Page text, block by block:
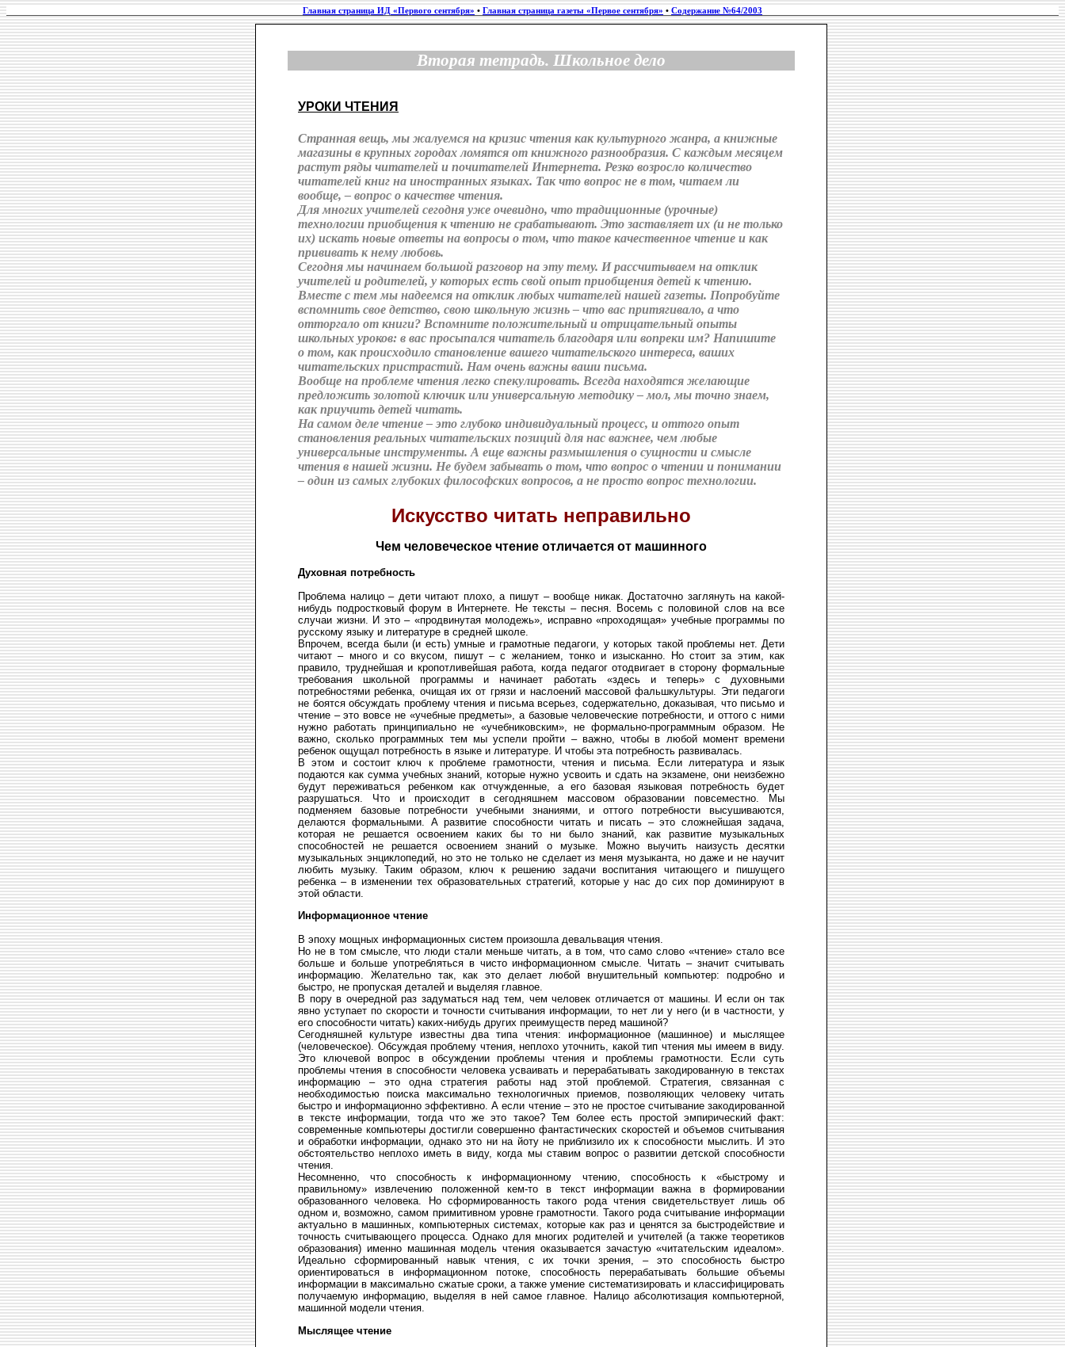
Главная страница ИД «Первого сентября» • Главная страница газеты «Первое сентября» • Содержание №64/2003
Вторая тетрадь. Школьное дело
УРОКИ ЧТЕНИЯ
Странная вещь, мы жалуемся на кризис чтения как культурного жанра, а книжные
магазины в крупных городах ломятся от книжного разнообразия. С каждым месяцем
растут ряды читателей и почитателей Интернета. Резко возросло количество
читателей книг на иностранных языках. Так что вопрос не в том, читаем ли
вообще, – вопрос о качестве чтения.
Для многих учителей сегодня уже очевидно, что традиционные (урочные)
технологии приобщения к чтению не срабатывают. Это заставляет их (и не только
их) искать новые ответы на вопросы о том, что такое качественное чтение и как
прививать к нему любовь.
Сегодня мы начинаем большой разговор на эту тему. И рассчитываем на отклик
учителей и родителей, у которых есть свой опыт приобщения детей к чтению.
Вместе с тем мы надеемся на отклик любых читателей нашей газеты. Попробуйте
вспомнить свое детство, свою школьную жизнь – что вас притягивало, а что
отторгало от книги? Вспомните положительный и отрицательный опыты
школьных уроков: в вас просыпался читатель благодаря или вопреки им? Напишите
о том, как происходило становление вашего читательского интереса, ваших
читательских пристрастий. Нам очень важны ваши письма.
Вообще на проблеме чтения легко спекулировать. Всегда находятся желающие
предложить золотой ключик или универсальную методику – мол, мы точно знаем,
как приучить детей читать.
На самом деле чтение – это глубоко индивидуальный процесс, и оттого опыт
становления реальных читательских позиций для нас важнее, чем любые
универсальные инструменты. А еще важны размышления о сущности и смысле
чтения в нашей жизни. Не будем забывать о том, что вопрос о чтении и понимании
– один из самых глубоких философских вопросов, а не просто вопрос технологии.
Искусство читать неправильно
Чем человеческое чтение отличается от машинного
Духовная потребность
Проблема налицо – дети читают плохо, а пишут – вообще никак. Достаточно заглянуть на какой-
нибудь подростковый форум в Интернете. Не тексты – песня. Восемь с половиной слов на все
случаи жизни. И это – «продвинутая молодежь», исправно «проходящая» учебные программы по
русскому языку и литературе в средней школе.
Впрочем, всегда были (и есть) умные и грамотные педагоги, у которых такой проблемы нет. Дети
читают – много и со вкусом, пишут – с желанием, тонко и изысканно. Но стоит за этим, как
правило, труднейшая и кропотливейшая работа, когда педагог отодвигает в сторону формальные
требования школьной программы и начинает работать «здесь и теперь» с духовными
потребностями ребенка, очищая их от грязи и наслоений массовой фальшкультуры. Эти педагоги
не боятся обсуждать проблему чтения и письма всерьез, содержательно, доказывая, что письмо и
чтение – это вовсе не «учебные предметы», а базовые человеческие потребности, и оттого с ними
нужно работать принципиально не «учебниковским», не формально-программным образом. Не
важно, сколько программных тем мы успели пройти – важно, чтобы в любой момент времени
ребенок ощущал потребность в языке и литературе. И чтобы эта потребность развивалась.
В этом и состоит ключ к проблеме грамотности, чтения и письма. Если литература и язык
подаются как сумма учебных знаний, которые нужно усвоить и сдать на экзамене, они неизбежно
будут переживаться ребенком как отчужденные, а его базовая языковая потребность будет
разрушаться. Что и происходит в сегодняшнем массовом образовании повсеместно. Мы
подменяем базовые потребности учебными знаниями, и оттого потребности высушиваются,
делаются формальными. А развитие способности читать и писать – это сложнейшая задача,
которая не решается освоением каких бы то ни было знаний, как развитие музыкальных
способностей не решается освоением знаний о музыке. Можно выучить наизусть десятки
музыкальных энциклопедий, но это не только не сделает из меня музыканта, но даже и не научит
любить музыку. Таким образом, ключ к решению задачи воспитания читающего и пишущего
ребенка – в изменении тех образовательных стратегий, которые у нас до сих пор доминируют в
этой области.
Информационное чтение
В эпоху мощных информационных систем произошла девальвация чтения.
Но не в том смысле, что люди стали меньше читать, а в том, что само слово «чтение» стало все
больше и больше употребляться в чисто информационном смысле. Читать – значит считывать
информацию. Желательно так, как это делает любой внушительный компьютер: подробно и
быстро, не пропуская деталей и выделяя главное.
В пору в очередной раз задуматься над тем, чем человек отличается от машины. И если он так
явно уступает по скорости и точности считывания информации, то нет ли у него (и в частности, у
его способности читать) каких-нибудь других преимуществ перед машиной?
Сегодняшней культуре известны два типа чтения: информационное (машинное) и мыслящее
(человеческое). Обсуждая проблему чтения, неплохо уточнить, какой тип чтения мы имеем в виду.
Это ключевой вопрос в обсуждении проблемы чтения и проблемы грамотности. Если суть
проблемы чтения в способности человека усваивать и перерабатывать закодированную в текстах
информацию – это одна стратегия работы над этой проблемой. Стратегия, связанная с
необходимостью поиска максимально технологичных приемов, позволяющих человеку читать
быстро и информационно эффективно. А если чтение – это не простое считывание закодированной
в тексте информации, тогда что же это такое? Тем более есть простой эмпирический факт:
современные компьютеры достигли совершенно фантастических скоростей и объемов считывания
и обработки информации, однако это ни на йоту не приблизило их к способности мыслить. И это
обстоятельство неплохо иметь в виду, когда мы ставим вопрос о развитии детской способности
чтения.
Несомненно, что способность к информационному чтению, способность к «быстрому и
правильному» извлечению положенной кем-то в текст информации важна в формировании
образованного человека. Но сформированность такого рода чтения свидетельствует лишь об
одном и, возможно, самом примитивном уровне грамотности. Такого рода считывание информации
актуально в машинных, компьютерных системах, которые как раз и ценятся за быстродействие и
точность считывающего процесса. Однако для многих родителей и учителей (а также теоретиков
образования) именно машинная модель чтения оказывается зачастую «читательским идеалом».
Идеально сформированный навык чтения, с их точки зрения, – это способность быстро
ориентироваться в информационном потоке, способность перерабатывать большие объемы
информации в максимально сжатые сроки, а также умение систематизировать и классифицировать
получаемую информацию, выделяя в ней самое главное. Налицо абсолютизация компьютерной,
машинной модели чтения.
Мыслящее чтение